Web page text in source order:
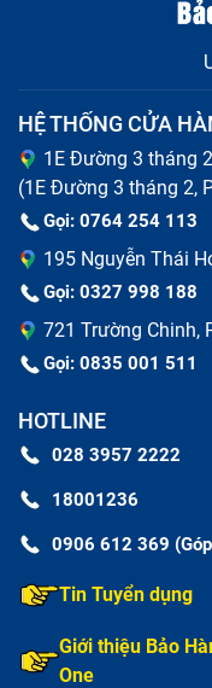
Cảm ứng bị liệt,
có thể ở vài điểm
Cảm ứng bị
không có người
Nên thay full
hay thay mặt
Để biết khi nào cần
iPhone trước.
phần:
Cảm ứng
Lớp kính ngoài
HỆ THỐNG CỬA
1E Đường 3 tháng
(1E Đường 3 tháng 2,
Gọi: 0764 254 113
195 Nguyễn Thái
Gọi: 0327 998 188
721 Trường Chinh,
Gọi: 0835 001 511
HOTLINE
028 3957 2222
18001236
0906 612 369
Tin Tuyển dụng
Giới thiệu Bảo
One